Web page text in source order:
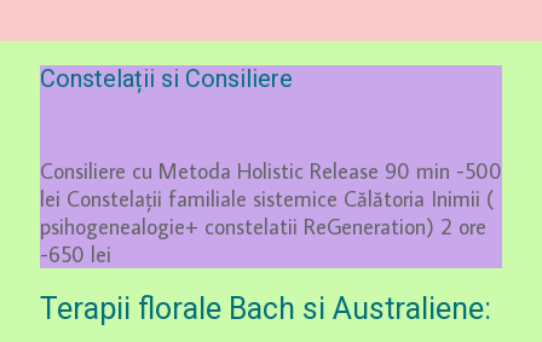
Constelații si Consiliere
Consiliere cu Metoda Holistic Release 90 min -500
lei Constelații familiale sistemice Călătoria Inimii (
psihogenealogie+ constelatii ReGeneration) 2 ore
-650 lei
Terapii florale Bach si Australiene: